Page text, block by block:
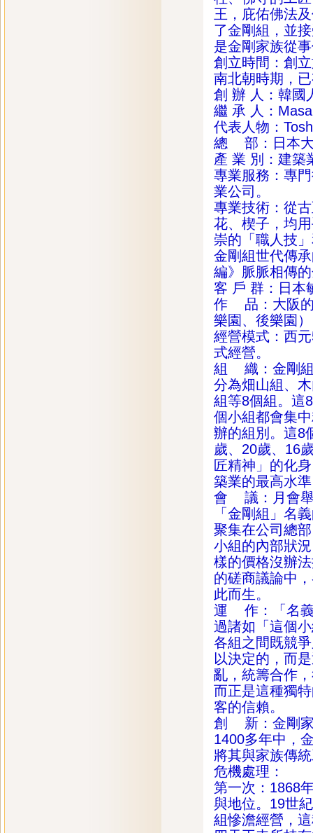
王，庇佑佛法
了金剛組，並
是金剛家族從
創立時間：創
南北朝時期，
創 辦 人：韓國
繼 承 人：
代表人物：
總 部：日本
產 業 別：建築
專業服務：專
業公司。
專業技術：從
花、楔子，均
崇的「職人技
金剛組世代傳
編》脈脈相傳
客 戶 群：日
作 品：大阪的
樂園、後樂園
經營模式：西
式經營。
組 織：金剛組
分為畑山組、
組等8個組。這
個小組都會集
辦的組別。這8
歲、20歲、16
匠精神」的化
築業的最高水
會 議：月會舉
「金剛組」名
聚集在公司總
小組的內部狀
樣的價格沒辦
的磋商議論中
此而生。
運 作：「名義
過諸如「這個
各組之間既競
以決定的，而
亂，統籌合作
而正是這種獨
客的信賴。
創 新：金剛家
1400多年中，
將其與家族傳
危機處理：
第一次：1868
與地位。19世
組慘澹經營，